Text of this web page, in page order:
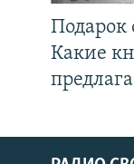
Подарок
Какие